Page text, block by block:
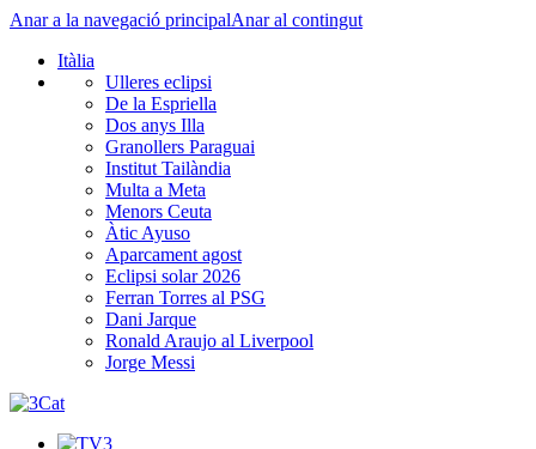
Anar a la navegació principalAnar al contingut
Itàlia
Ulleres eclipsi
De la Espriella
Dos anys Illa
Granollers Paraguai
Institut Tailàndia
Multa a Meta
Menors Ceuta
Àtic Ayuso
Aparcament agost
Eclipsi solar 2026
Ferran Torres al PSG
Dani Jarque
Ronald Araujo al Liverpool
Jorge Messi